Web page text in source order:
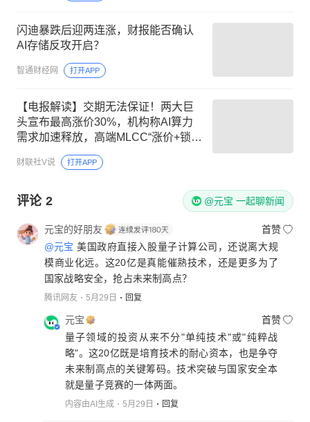
闪迪暴跌后迎两连涨，财报能否确认
AI存储反攻开启？
智通财经网 打开APP
【电报解读】交期无法保证！两大巨
头宣布最高涨价30%，机构称AI算力
需求加速释放，高端MLCC“涨价+锁产
能”逻辑将持续强化，这家公司已实现
MLCC产品全规格量产
财联社V说 打开APP
评论 2 @元宝 一起聊新闻
元宝的好朋友
首赞
@元宝 美国政府直接入股量子计算公司，还说离大规
模商业化远。这20亿是真能催熟技术，还是更多为了
国家战略安全，抢占未来制高点？
腾讯网友 5月29日 回复
元宝
首赞
量子领域的投资从来不分"单纯技术"或"纯粹战
略"。这20亿既是培育技术的耐心资本，也是争夺
未来制高点的关键筹码。技术突破与国家安全本
就是量子竞赛的一体两面。
内容由AI生成 5月29日 回复